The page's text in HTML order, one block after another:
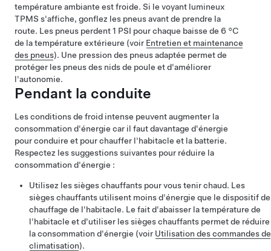
température ambiante est froide. Si le voyant lumineux
TPMS s'affiche, gonflez les pneus avant de prendre la
route. Les pneus perdent 1 PSI pour chaque baisse de 6 °C
de la température extérieure (voir Entretien et maintenance
des pneus). Une pression des pneus adaptée permet de
protéger les pneus des nids de poule et d'améliorer
l'autonomie.
Pendant la conduite
Les conditions de froid intense peuvent augmenter la
consommation d'énergie car il faut davantage d'énergie
pour conduire et pour chauffer l'habitacle et la batterie.
Respectez les suggestions suivantes pour réduire la
consommation d'énergie :
Utilisez les sièges chauffants pour vous tenir chaud. Les
sièges chauffants utilisent moins d'énergie que le dispositif de
chauffage de l'habitacle. Le fait d'abaisser la température de
l'habitacle et d'utiliser les sièges chauffants permet de réduire
la consommation d'énergie (voir Utilisation des commandes de
climatisation).